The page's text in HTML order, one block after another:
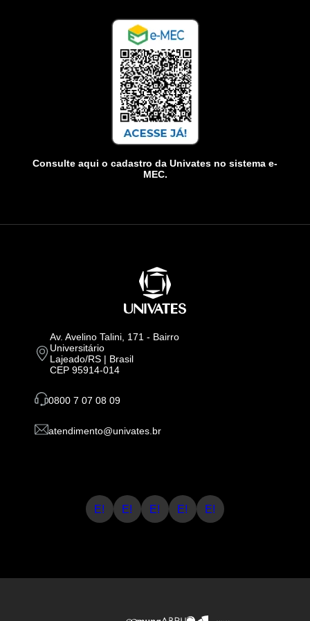
Consulte aqui o cadastro da Univates no sistema e-
MEC.
Av. Avelino Talini, 171 - Bairro
Universitário
Lajeado/RS | Brasil
CEP 95914-014
0800 7 07 08 09
atendimento@univates.br
E! E! E! E! E!